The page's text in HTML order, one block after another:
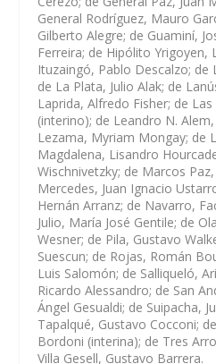
General Rodríguez, Mauro
Gilberto Alegre; de Guaminí,
Ferreira; de Hipólito Yrigoyen,
Ituzaingó, Pablo Descalzo; de
de La Plata, Julio Alak; de
Laprida, Alfredo Fisher; de
(interino); de Leandro N.
Lezama, Myriam Mongay; de
Magdalena, Lisandro
Wischnivetzky; de Marcos
Mercedes, Juan Ignacio
Hernán Arranz; de Navarro,
Julio, María José Gentile; de
Wesner; de Pila, Gustavo
Suescun; de Rojas, Román
Luis Salomón; de Salliqueló,
Ricardo Alessandro; de San
Ángel Gesualdi; de Suipacha,
Tapalqué, Gustavo Cocconi;
Bordoni (interina); de Tres
Villa Gesell, Gustavo Barrera.